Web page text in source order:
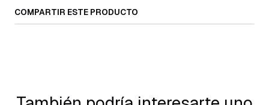
COMPARTIR ESTE PRODUCTO